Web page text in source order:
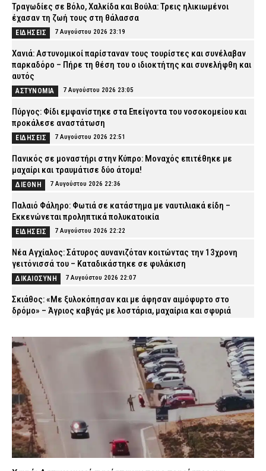
Τραγωδίες σε Βόλο, Χαλκίδα και Βούλα: Τρεις ηλικιωμένοι
έχασαν τη ζωή τους στη θάλασσα
ΕΙΔΗΣΕΙΣ 7 Αυγούστου 2026 23:19
Χανιά: Αστυνομικοί παρίσταναν τους τουρίστες και συνέλαβαν
παρκαδόρο – Πήρε τη θέση του ο ιδιοκτήτης και συνελήφθη και
αυτός
ΑΣΤΥΝΟΜΙΑ 7 Αυγούστου 2026 23:05
Πύργος: Φίδι εμφανίστηκε στα Επείγοντα του νοσοκομείου και
προκάλεσε αναστάτωση
ΕΙΔΗΣΕΙΣ 7 Αυγούστου 2026 22:51
Πανικός σε μοναστήρι στην Κύπρο: Μοναχός επιτέθηκε με
μαχαίρι και τραυμάτισε δύο άτομα!
ΔΙΕΘΝΗ 7 Αυγούστου 2026 22:36
Παλαιό Φάληρο: Φωτιά σε κατάστημα με ναυτιλιακά είδη –
Εκκενώνεται προληπτικά πολυκατοικία
ΕΙΔΗΣΕΙΣ 7 Αυγούστου 2026 22:22
Νέα Αγχίαλος: Σάτυρος αυνανιζόταν κοιτώντας την 13χρονη
γειτόνισσά του – Καταδικάστηκε σε φυλάκιση
ΔΙΚΑΙΟΣΥΝΗ 7 Αυγούστου 2026 22:07
Σκιάθος: «Με ξυλοκόπησαν και με άφησαν αιμόφυρτο στο
δρόμο» – Άγριος καβγάς με λοστάρια, μαχαίρια και σφυριά
Εξαφάνιση 15χρονου στην Αθήνα: Τι αναφέρει το «Χαμόγελο του
Παιδιού»
ΕΙΔΗΣΕΙΣ
Συνελήφθησαν σε Καβάλα και Αλεξανδρούπολη τρεις άνδρες
για ναρκωτικά και λαθραίο καπνό
ΑΣΤΥΝΟΜΙΑ
Τραγωδία στην Πάτρα: Πέθανε βρέφος οκτώ ημερών στη ΜΕΘ
Νεογνών του Νοσοκομείου «Άγιος Ανδρέας»